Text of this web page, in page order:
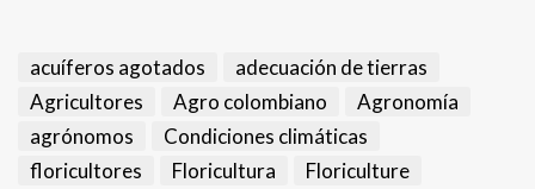
acuíferos agotados
adecuación de tierras
Agricultores
Agro colombiano
Agronomía
agrónomos
Condiciones climáticas
floricultores
Floricultura Floriculture